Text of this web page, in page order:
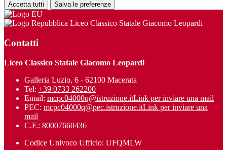
Accetta tutti Salva le preferenze
Liceo Classico Statale Giacomo Leopardi
Contatti
Liceo Classico Statale Giacomo Leopardi
Galleria Luzio, 6 - 62100 Macerata
Tel: +39 0733 262200
Email: mcpc04000q@istruzione.itLink per inviare una mail
PEC: mcpc04000q@pec.istruzione.itLink per inviare una
mail
C.F.: 80007660436
Codice Univoco Ufficio: UFQMLW